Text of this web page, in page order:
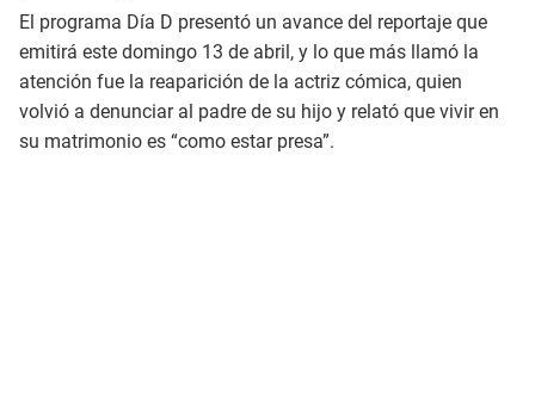
El programa Día D presentó un avance del reportaje que
emitirá este domingo 13 de abril, y lo que más llamó la
atención fue la reaparición de la actriz cómica, quien
volvió a denunciar al padre de su hijo y relató que vivir en
su matrimonio es “como estar presa”.